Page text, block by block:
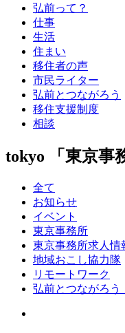
弘前って？
仕事
生活
住まい
移住者の声
市民ライター
弘前とつながろう
移住支援制度
相談
tokyo 「東京
全て
お知らせ
イベント
東京事務所
東京事務所求人情
地域おこし協力隊
リモートワーク
弘前とつながろう